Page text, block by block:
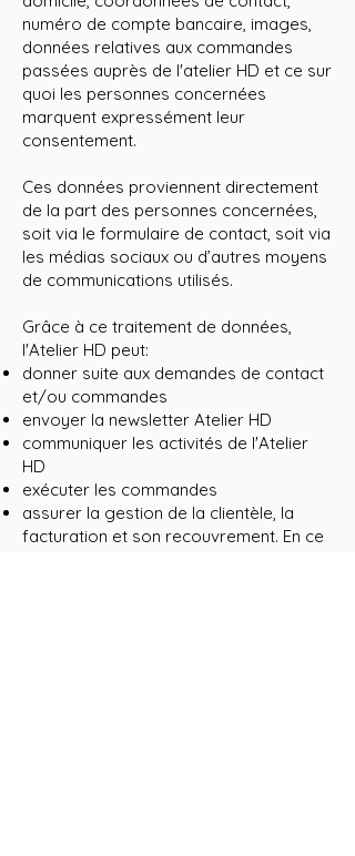
numéro de compte bancaire, images,
données relatives aux commandes
passées auprès de l'atelier HD et ce sur
quoi les personnes concernées
marquent expressément leur
consentement.
Ces données proviennent directement
de la part des personnes concernées,
soit via le formulaire de contact, soit via
les médias sociaux ou d’autres moyens
de communications utilisés.
Grâce à ce traitement de données,
l'Atelier HD peut:
donner suite aux demandes de contact
et/ou commandes
envoyer la newsletter Atelier HD
communiquer les activités de l'Atelier
HD
exécuter les commandes
assurer la gestion de la clientèle, la
facturation et son recouvrement. En ce